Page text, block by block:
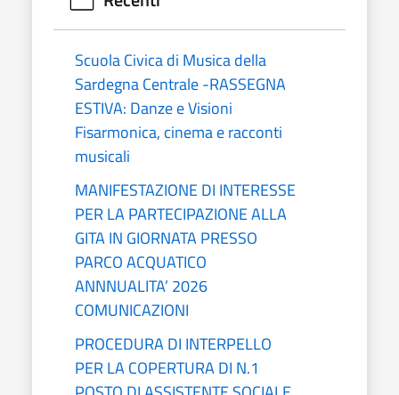
Scuola Civica di Musica della
Sardegna Centrale -RASSEGNA
ESTIVA: Danze e Visioni
Fisarmonica, cinema e racconti
musicali
MANIFESTAZIONE DI INTERESSE
PER LA PARTECIPAZIONE ALLA
GITA IN GIORNATA PRESSO
PARCO ACQUATICO
ANNNUALITA’ 2026
COMUNICAZIONI
PROCEDURA DI INTERPELLO
PER LA COPERTURA DI N.1